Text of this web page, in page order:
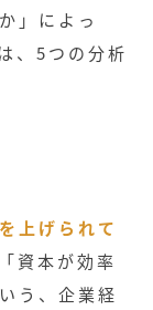
」によっ
、5つの分析
上げられて
資本が効率
う、企業経